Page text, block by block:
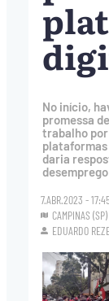
No início,
promessa
trabalho por
daria
desemprego
7.ABR.2023 - 17:45
CAMPINAS (SP)
EDUARDO